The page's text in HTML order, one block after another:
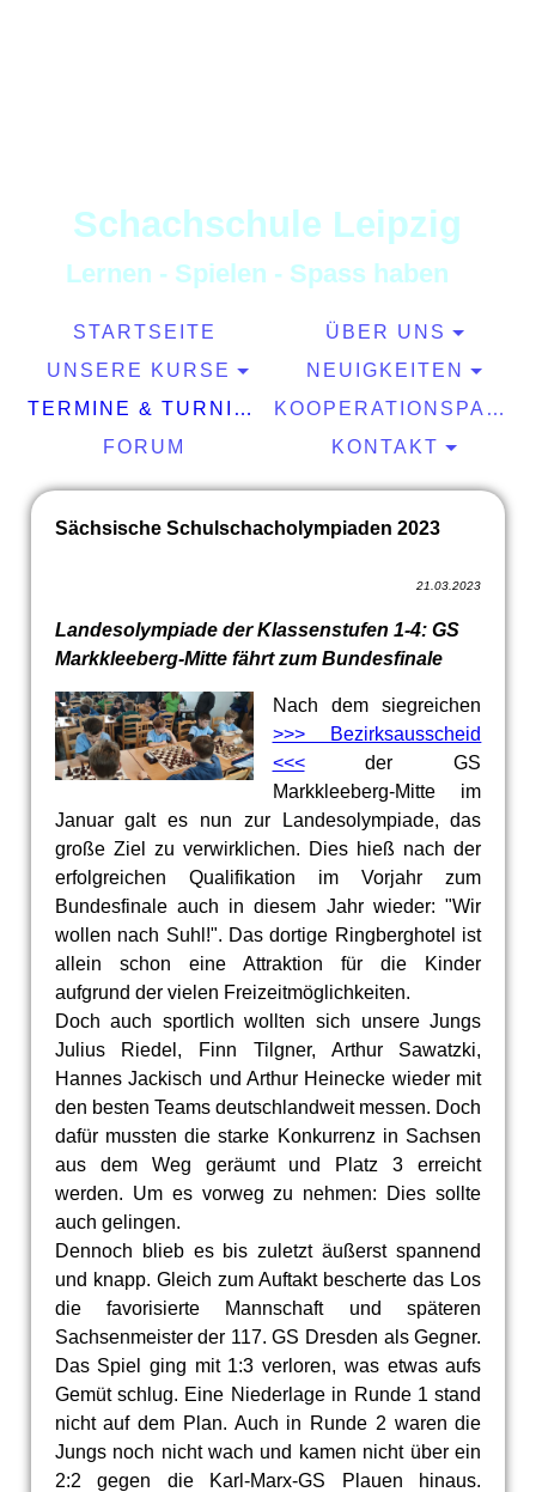
Schachschule Leipzig
Lernen - Spielen - Spass haben
STARTSEITE
ÜBER UNS
UNSERE KURSE
NEUIGKEITEN
TERMINE & TURNIERE
KOOPERATIONSPARTNER
FORUM
KONTAKT
Sächsische Schulschacholympiaden 2023
21.03.2023
Landesolympiade der Klassenstufen 1-4: GS
Markkleeberg-Mitte fährt zum Bundesfinale
Nach dem siegreichen
>>> Bezirksausscheid
<<<der GS
Markkleeberg-Mitte im
Januar galt es nun zur Landesolympiade, das
große Ziel zu verwirklichen. Dies hieß nach der
erfolgreichen Qualifikation im Vorjahr zum
Bundesfinale auch in diesem Jahr wieder: "Wir
wollen nach Suhl!". Das dortige Ringberghotel ist
allein schon eine Attraktion für die Kinder
aufgrund der vielen Freizeitmöglichkeiten.
Doch auch sportlich wollten sich unsere Jungs
Julius Riedel, Finn Tilgner, Arthur Sawatzki,
Hannes Jackisch und Arthur Heinecke wieder mit
den besten Teams deutschlandweit messen. Doch
dafür mussten die starke Konkurrenz in Sachsen
aus dem Weg geräumt und Platz 3 erreicht
werden. Um es vorweg zu nehmen: Dies sollte
auch gelingen.
Dennoch blieb es bis zuletzt äußerst spannend
und knapp. Gleich zum Auftakt bescherte das Los
die favorisierte Mannschaft und späteren
Sachsenmeister der 117. GS Dresden als Gegner.
Das Spiel ging mit 1:3 verloren, was etwas aufs
Gemüt schlug. Eine Niederlage in Runde 1 stand
nicht auf dem Plan. Auch in Runde 2 waren die
Jungs noch nicht wach und kamen nicht über ein
2:2 gegen die Karl-Marx-GS Plauen hinaus.